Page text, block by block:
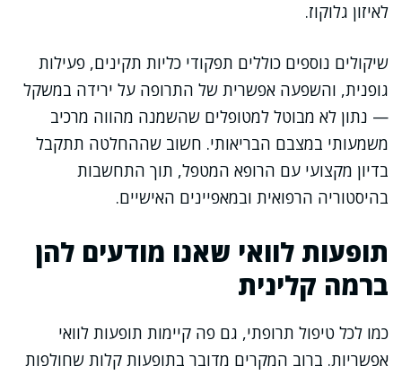
לאיזון גלוקוז.
שיקולים נוספים כוללים תפקודי כליות תקינים, פעילות
גופנית, והשפעה אפשרית של התרופה על ירידה במשקל
— נתון לא מבוטל למטופלים שהשמנה מהווה מרכיב
משמעותי במצבם הבריאותי. חשוב שההחלטה תתקבל
בדיון מקצועי עם הרופא המטפל, תוך התחשבות
בהיסטוריה הרפואית ובמאפיינים האישיים.
תופעות לוואי שאנו מודעים להן
ברמה קלינית
כמו לכל טיפול תרופתי, גם פה קיימות תופעות לוואי
אפשריות. ברוב המקרים מדובר בתופעות קלות שחולפות